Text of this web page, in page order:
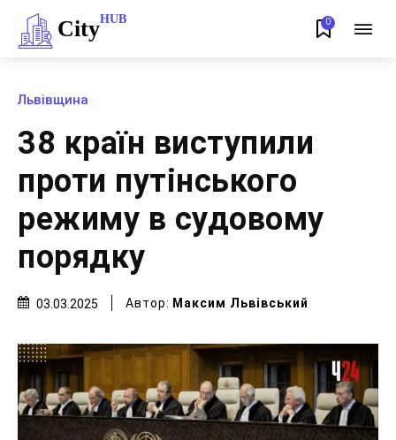
CityHUB 0
Львівщина
38 країн виступили
проти путінського
режиму в судовому
порядку
03.03.2025 Автор: Максим Львівський